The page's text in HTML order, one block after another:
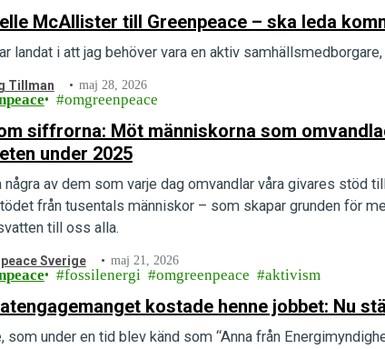
McAllister till Greenpeace – ska leda
landat i att jag behöver vara en aktiv
Tillman maj 28, 2026
omgreenpeace
siffrorna: Möt människorna som
under 2025
några av dem som varje dag omvandlar våra givares stöd
från tusentals människor – som skapar grunden för
till oss alla.
Sverige maj 21, 2026
fossilenergi omgreenpeace aktivism
kostade henne jobbet: Nu
som under en tid blev känd som “Anna från